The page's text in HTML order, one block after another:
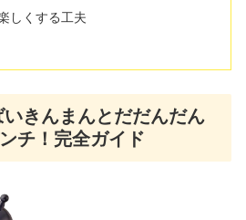
しくする工夫
きんまんとだだんだん
チ！完全ガイド